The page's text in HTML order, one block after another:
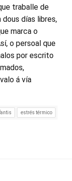
traballe de
dous días libres,
marca o
o persoal que
por escrito
á vía
estrés térmico